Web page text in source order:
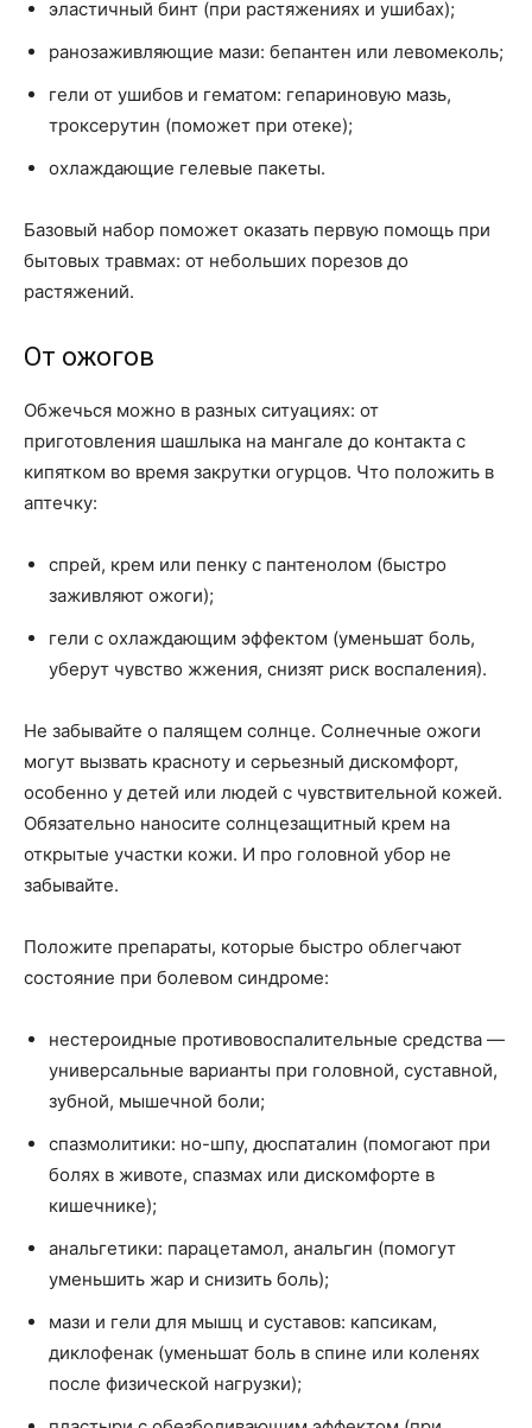
эластичный бинт (при растяжениях и ушибах);
ранозаживляющие мази: бепантен или левомеколь;
гели от ушибов и гематом: гепариновую мазь,
троксерутин (поможет при отеке);
охлаждающие гелевые пакеты.
Базовый набор поможет оказать первую помощь при
бытовых травмах: от небольших порезов до
растяжений.
От ожогов
Обжечься можно в разных ситуациях: от
приготовления шашлыка на мангале до контакта с
кипятком во время закрутки огурцов. Что положить в
аптечку:
спрей, крем или пенку с пантенолом (быстро
заживляют ожоги);
гели с охлаждающим эффектом (уменьшат боль,
уберут чувство жжения, снизят риск воспаления).
Не забывайте о палящем солнце. Солнечные ожоги
могут вызвать красноту и серьезный дискомфорт,
особенно у детей или людей с чувствительной кожей.
Обязательно наносите солнцезащитный крем на
открытые участки кожи. И про головной убор не
забывайте.
Положите препараты, которые быстро облегчают
состояние при болевом синдроме:
нестероидные противовоспалительные средства —
универсальные варианты при головной, суставной,
зубной, мышечной боли;
спазмолитики: но-шпу, дюспаталин (помогают при
болях в животе, спазмах или дискомфорте в
кишечнике);
анальгетики: парацетамол, анальгин (помогут
уменьшить жар и снизить боль);
мази и гели для мышц и суставов: капсикам,
диклофенак (уменьшат боль в спине или коленях
после физической нагрузки);